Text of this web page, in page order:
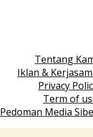
Tentang
Iklan &
Privacy
Term of
Pedoman Media